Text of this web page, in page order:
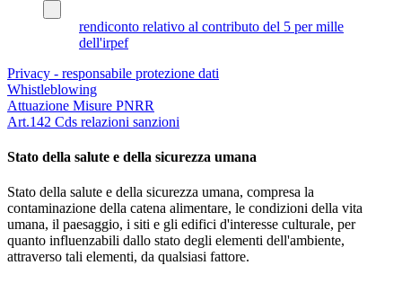
rendiconto relativo al contributo del 5 per mille
dell'irpef
Privacy - responsabile protezione dati
Whistleblowing
Attuazione Misure PNRR
Art.142 Cds relazioni sanzioni
Stato della salute e della sicurezza umana
Stato della salute e della sicurezza umana, compresa la
contaminazione della catena alimentare, le condizioni della vita
umana, il paesaggio, i siti e gli edifici d'interesse culturale, per
quanto influenzabili dallo stato degli elementi dell'ambiente,
attraverso tali elementi, da qualsiasi fattore.